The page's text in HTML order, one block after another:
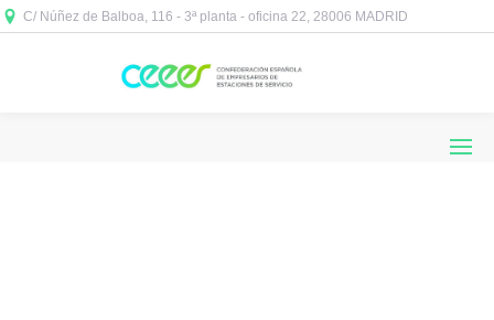
C/ Núñez de Balboa, 116 - 3ª planta - oficina 22, 28006 MADRID